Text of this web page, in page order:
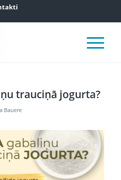
trauciņā jogurta?
Bauere